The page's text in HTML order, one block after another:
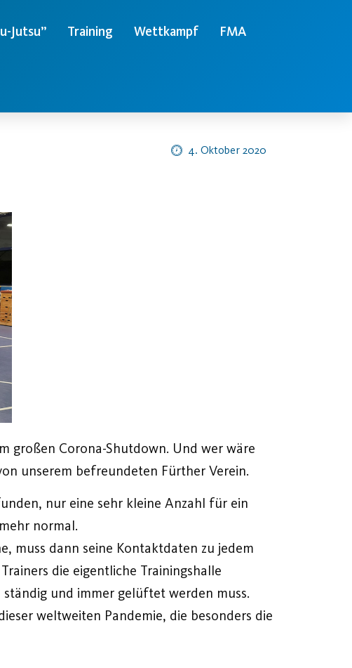
Jutsu” Training Wettkampf FMA
4. Oktober 2020
großen Corona-Shutdown. Und wer wäre
unserem befreundeten Fürther Verein.
nur eine sehr kleine Anzahl für ein
normal.
muss dann seine Kontaktdaten zu jedem
die eigentliche Trainingshalle
und immer gelüftet werden muss.
weltweiten Pandemie, die besonders die